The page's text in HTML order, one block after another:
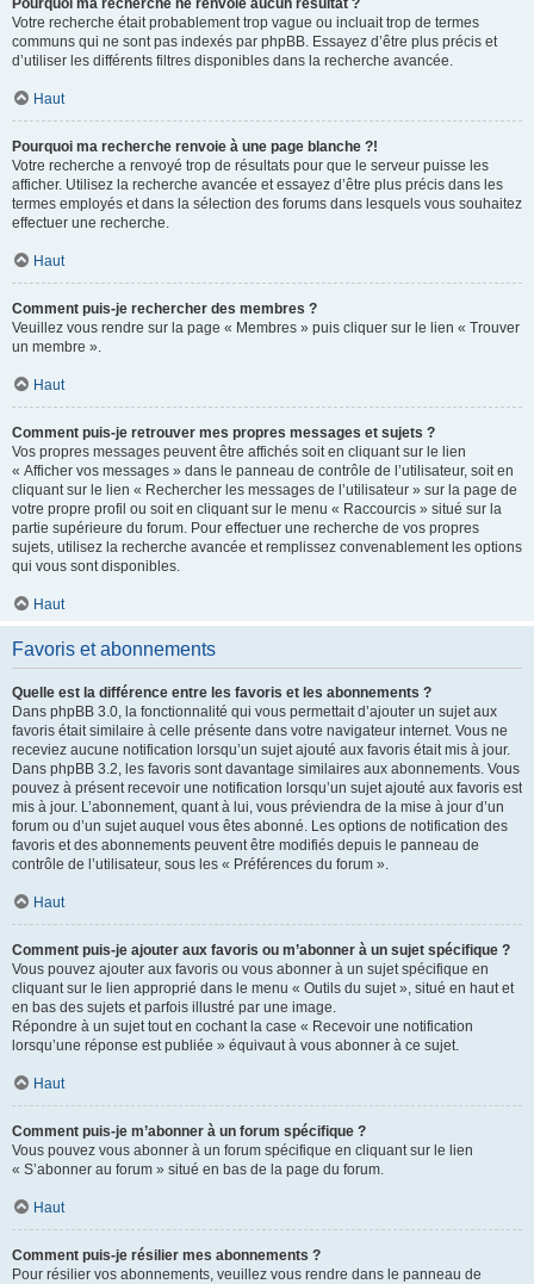
Pourquoi ma recherche ne renvoie aucun résultat ?
Votre recherche était probablement trop vague ou incluait trop de termes
communs qui ne sont pas indexés par phpBB. Essayez d’être plus précis et
d’utiliser les différents filtres disponibles dans la recherche avancée.
Haut
Pourquoi ma recherche renvoie à une page blanche ?!
Votre recherche a renvoyé trop de résultats pour que le serveur puisse les
afficher. Utilisez la recherche avancée et essayez d’être plus précis dans les
termes employés et dans la sélection des forums dans lesquels vous souhaitez
effectuer une recherche.
Haut
Comment puis-je rechercher des membres ?
Veuillez vous rendre sur la page « Membres » puis cliquer sur le lien « Trouver
un membre ».
Haut
Comment puis-je retrouver mes propres messages et sujets ?
Vos propres messages peuvent être affichés soit en cliquant sur le lien
« Afficher vos messages » dans le panneau de contrôle de l’utilisateur, soit en
cliquant sur le lien « Rechercher les messages de l’utilisateur » sur la page de
votre propre profil ou soit en cliquant sur le menu « Raccourcis » situé sur la
partie supérieure du forum. Pour effectuer une recherche de vos propres
sujets, utilisez la recherche avancée et remplissez convenablement les options
qui vous sont disponibles.
Haut
Favoris et abonnements
Quelle est la différence entre les favoris et les abonnements ?
Dans phpBB 3.0, la fonctionnalité qui vous permettait d’ajouter un sujet aux
favoris était similaire à celle présente dans votre navigateur internet. Vous ne
receviez aucune notification lorsqu’un sujet ajouté aux favoris était mis à jour.
Dans phpBB 3.2, les favoris sont davantage similaires aux abonnements. Vous
pouvez à présent recevoir une notification lorsqu’un sujet ajouté aux favoris est
mis à jour. L’abonnement, quant à lui, vous préviendra de la mise à jour d’un
forum ou d’un sujet auquel vous êtes abonné. Les options de notification des
favoris et des abonnements peuvent être modifiés depuis le panneau de
contrôle de l’utilisateur, sous les « Préférences du forum ».
Haut
Comment puis-je ajouter aux favoris ou m’abonner à un sujet spécifique ?
Vous pouvez ajouter aux favoris ou vous abonner à un sujet spécifique en
cliquant sur le lien approprié dans le menu « Outils du sujet », situé en haut et
en bas des sujets et parfois illustré par une image.
Répondre à un sujet tout en cochant la case « Recevoir une notification
lorsqu’une réponse est publiée » équivaut à vous abonner à ce sujet.
Haut
Comment puis-je m’abonner à un forum spécifique ?
Vous pouvez vous abonner à un forum spécifique en cliquant sur le lien
« S’abonner au forum » situé en bas de la page du forum.
Haut
Comment puis-je résilier mes abonnements ?
Pour résilier vos abonnements, veuillez vous rendre dans le panneau de